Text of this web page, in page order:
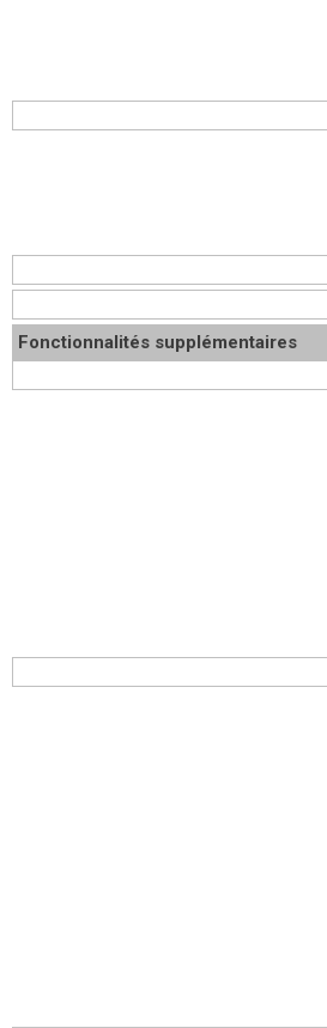
Fonctionnalités supplémentaires